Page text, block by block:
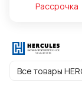
Рассрочка
Все товары